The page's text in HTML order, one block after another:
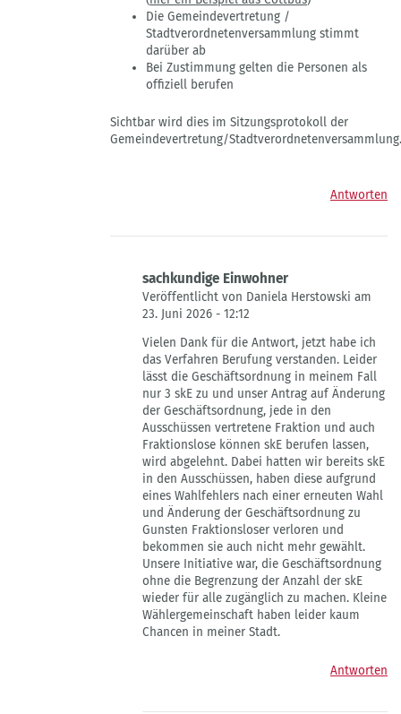
Die Gemeindevertretung /
Stadtverordnetenversammlung stimmt
darüber ab
Bei Zustimmung gelten die Personen als
offiziell berufen
Sichtbar wird dies im Sitzungsprotokoll der
Gemeindevertretung/
Antworten
sachkundige Einwohner
Veröffentlicht von Daniela Herstowski am
23. Juni 2026 - 12:12
auf
Berufung
der
sachkundigen
Einwohner
von
Landeszentrale
Vielen Dank für die Antwort, jetzt habe ich
das Verfahren Berufung verstanden. Leider
lässt die Geschäftsordnung in meinem Fall
nur 3 skE zu und unser Antrag auf Änderung
der Geschäftsordnung, jede in den
Ausschüssen vertretene Fraktion und auch
Fraktionslose können skE berufen lassen,
wird abgelehnt. Dabei hatten wir bereits skE
in den Ausschüssen, haben diese aufgrund
eines Wahlfehlers nach einer erneuten Wahl
und Änderung der Geschäftsordnung zu
Gunsten Fraktionsloser verloren und
bekommen sie auch nicht mehr gewählt.
Unsere Initiative war, die Geschäftsordnung
ohne die Begrenzung der Anzahl der skE
wieder für alle zugänglich zu machen. Kleine
Wählergemeinschaft haben leider kaum
Chancen in meiner Stadt.
Antworten